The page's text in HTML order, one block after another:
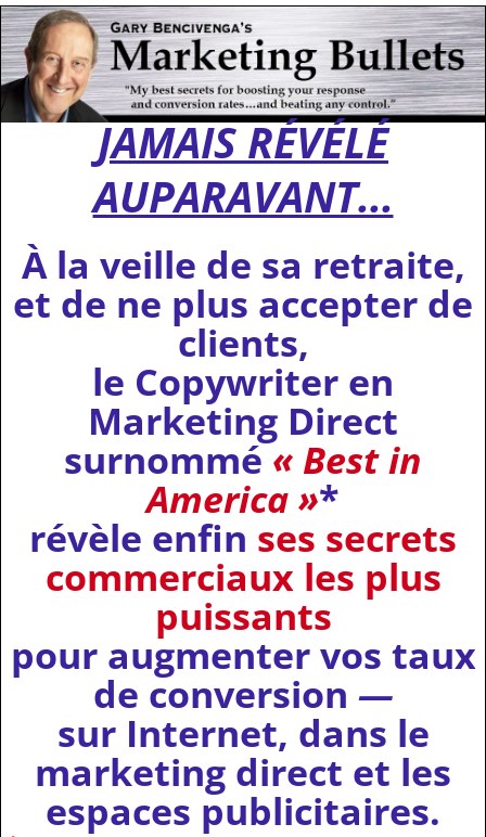
JAMAIS RÉVÉLÉ
AUPARAVANT...
À la veille de sa retraite,
et de ne plus accepter de
clients,
le Copywriter en
Marketing Direct
surnommé« Best in
America »*
révèle enfin ses secrets
commerciaux les plus
puissants
pour augmenter vos taux
de conversion —
sur Internet, dans le
marketing direct et les
espaces publicitaires.